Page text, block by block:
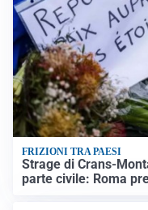
FRIZIONI TRA PAESI
Strage di Crans-
parte civile: Roma